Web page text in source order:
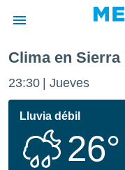
de
ha sido
para
que se
Clima en Sierra
23:30 Jueves
Lluvia débil
26°